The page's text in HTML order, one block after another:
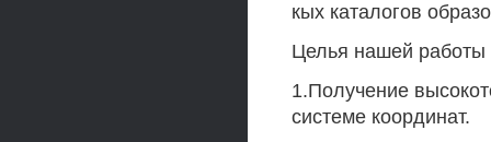
кых каталогов
Целья нашей работы
1.Получение
системе координат.